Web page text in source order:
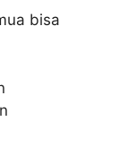
bisa